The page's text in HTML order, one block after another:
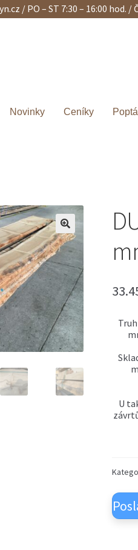
/ PO – ST 7:30 – 16:00 hod. /
Novinky Ceníky
U